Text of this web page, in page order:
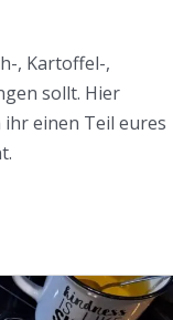
, Kartoffel-,
sollt. Hier
ihr einen Teil eures